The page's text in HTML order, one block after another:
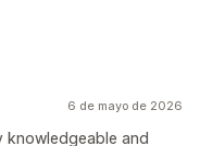
6 de mayo de 2026
knowledgeable and